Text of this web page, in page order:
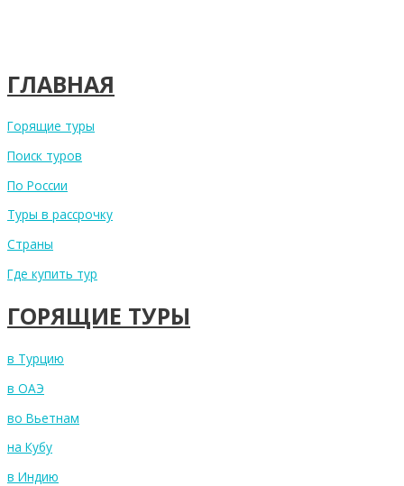
ГЛАВНАЯ
Горящие туры
Поиск туров
По России
Туры в рассрочку
Страны
Где купить тур
ГОРЯЩИЕ ТУРЫ
в Турцию
в ОАЭ
во Вьетнам
на Кубу
в Индию